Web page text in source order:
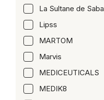
La Sultane de Saba
Lipss
MARTOM
Marvis
MEDICEUTICALS
MEDIK8